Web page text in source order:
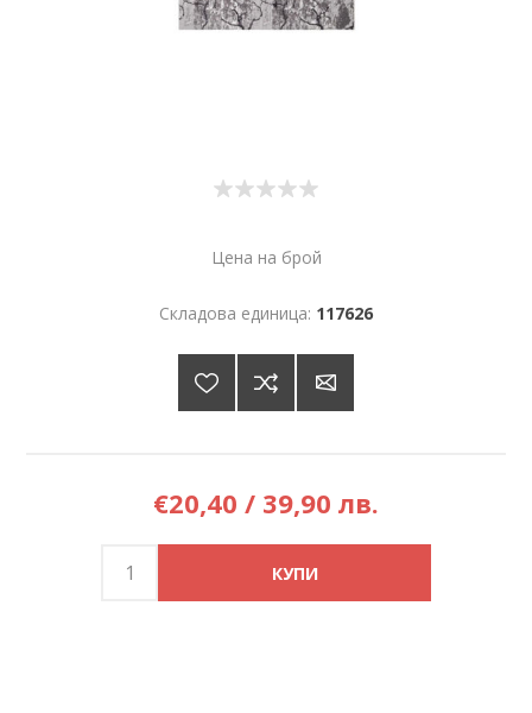
Цена на брой
Складова единица: 117626
€20,40 / 39,90 лв.